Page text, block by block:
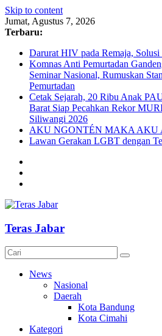
Skip to content
Jumat, Agustus 7, 2026
Terbaru:
Darurat HIV pada Remaja,
Komnas Anti Pemurtadan
Seminar Nasional, Rumuskan
Pemurtadan
Cetak Sejarah, 20 Ribu Anak
Barat Siap Pecahkan Rekor
Siliwangi 2026
AKU NGONTÉN MAKA AKU
Lawan Gerakan LGBT dengan
Teras Jabar
News
Nasional
Daerah
Kota Bandung
Kota Cimahi
Kategori